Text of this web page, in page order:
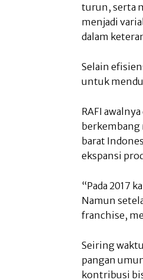
turun, serta
menjadi
dalam
Selain
untuk
RAFI
berkembang
barat
ekspansi
“Pada 2017
Namun
franchise,
Seiring
pangan
kontribusi